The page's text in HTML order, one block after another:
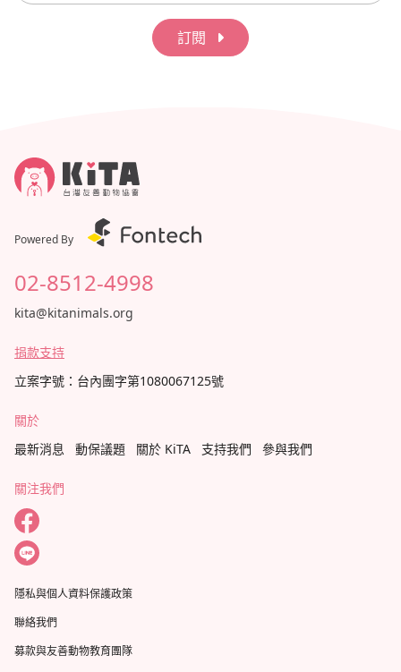
訂閱
Powered By
02-8512-4998
kita@kitanimals.org
捐款支持
立案字號：台內團字第1080067125號
關於
最新消息
動保議題 關於 KiTA 支持我們 參與我們
關注我們
隱私與個人資料保護政策
聯絡我們
募款與友善動物教育團隊